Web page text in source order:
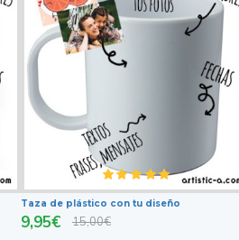
Taza de plástico con tu diseño
9,95€ 15,00€